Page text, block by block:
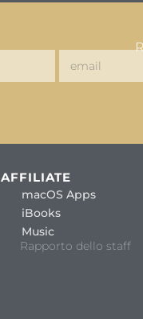
AFFILIATE
macOS Apps
iBooks
Music
Rapporto dello staff